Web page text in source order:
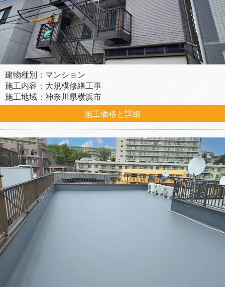
建物種別：マンション
施工内容：大規模修繕工事
施工地域：神奈川県横浜市
施工価格と詳細